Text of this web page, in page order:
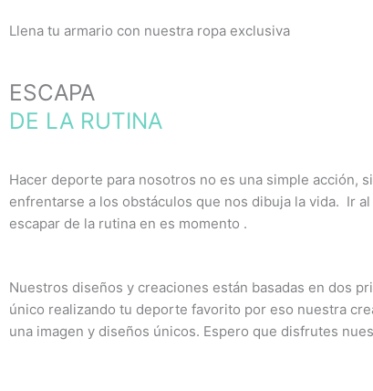
Llena tu armario con nuestra ropa exclusiva
ESCAPA
DE LA RUTINA
Hacer deporte para nosotros no es una simple acción,
enfrentarse a los obstáculos que nos dibuja la vida. Ir
escapar de la rutina en es momento .
Nuestros diseños y creaciones están basadas en dos
único realizando tu deporte favorito por eso nuestra
una imagen y diseños únicos. Espero que disfrutes